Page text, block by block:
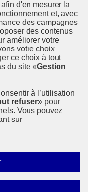
d'en mesurer la
et, avec
des campagnes
des contenus
améliorer votre
votre choix
ce choix à tout
du site «Gestion
à l’utilisation
refuser» pour
Vous pouvez
sur
Autoriser
tous
l’Agenda
la mobilisation de
fenêtre
fenêtre